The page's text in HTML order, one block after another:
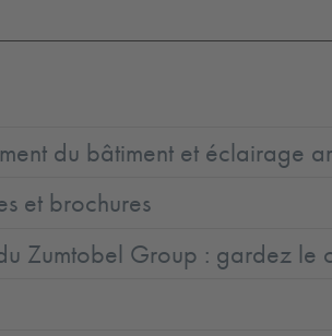
du bâtiment et éclairage
et brochures
Zumtobel Group : gardez le